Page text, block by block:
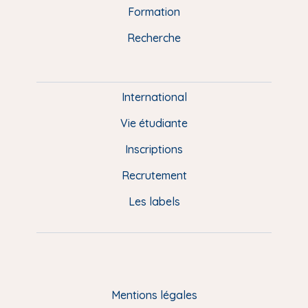
y
e
I
i
g
Formation
Recherche
International
Vie étudiante
Inscriptions
Recrutement
Les labels
Mentions légales